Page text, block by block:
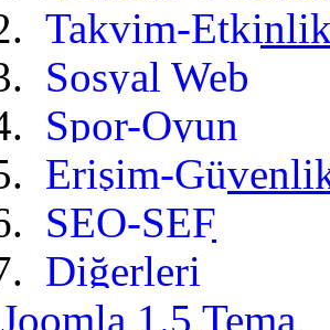
Takvim-
Sosyal Web
Spor-Oyun
Erişim-
SEO-SEF
Diğerleri
Joomla 1.5 Tema